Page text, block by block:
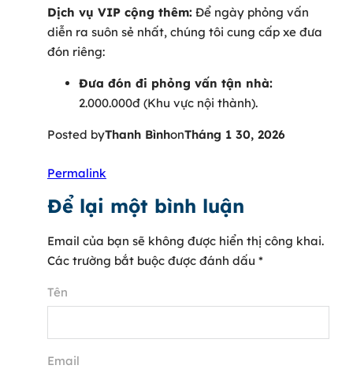
Dịch vụ VIP cộng thêm: Để ngày phỏng vấn
diễn ra suôn sẻ nhất, chúng tôi cung cấp xe đưa
đón riêng:
Đưa đón đi phỏng vấn tận nhà:
2.000.000đ (Khu vực nội thành).
Posted byThanh BìnhonTháng 1 30, 2026
Permalink
Để lại một bình luận
Email của bạn sẽ không được hiển thị công khai.
Các trường bắt buộc được đánh dấu *
Tên
Email